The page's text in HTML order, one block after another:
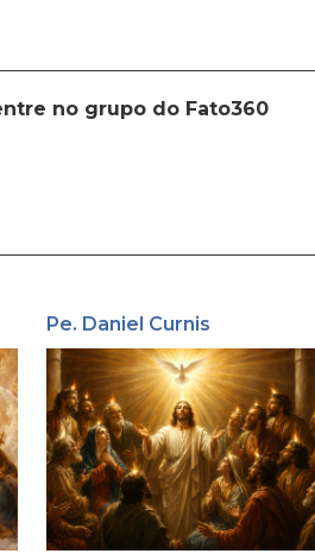
no grupo do Fato360
Pe. Daniel Curnis